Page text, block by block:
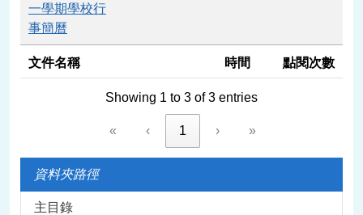
文件名稱 時間 點閱次數
一學期學校行
事簡曆
Showing 1 to 3 of 3 entries
« ‹ 1 › »
資料夾路徑
主目錄